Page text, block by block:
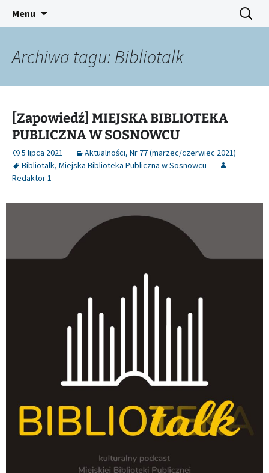
Śląski Pegaz
Platforma inicjatyw bibliotecznych
Menu Szukaj:
Archiwa tagu: Bibliotalk
[Zapowiedź] MIEJSKA BIBLIOTEKA
PUBLICZNA W SOSNOWCU
5 lipca 2021 Aktualności, Nr 77 (marzec/czerwiec 2021)
Bibliotalk, Miejska Biblioteka Publiczna w Sosnowcu
Redaktor 1